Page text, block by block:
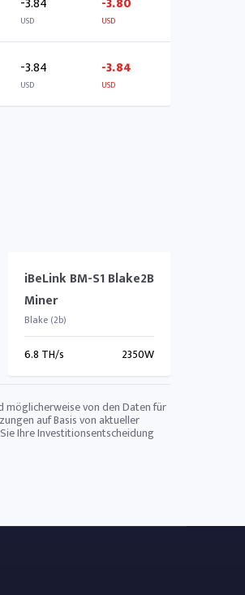
USD USD
-3.84
USD
-3.84
USD
iBeLink BM-S1 Blake2B
Miner
Blake (2b)
6.8 TH/s 2350W
möglicherweise von den Daten für
auf Basis von aktueller
Ihre Investitionsentscheidung